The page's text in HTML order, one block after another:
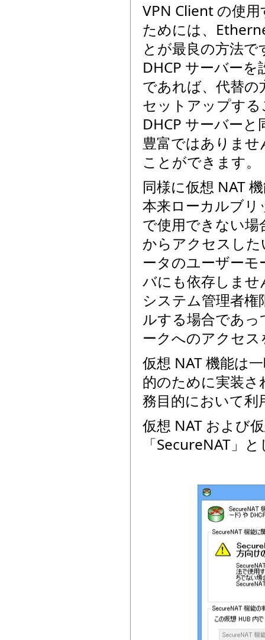
VPN Client の使
ためには、
とが最良の方法
DHCP サーバー
であれば、代替の
セットアップす
DHCP サーバー
豊富ではありませ
ことができます。
同様に仮想 NAT
本来ローカルブ
で使用できない場
からアクセスし
ータのユーザー
バにも依存しま
システム管理者
ルする場合であ
ークへのアクセ
仮想 NAT 機能は
的のために実装
務目的において
仮想 NAT および
「SecureNAT」